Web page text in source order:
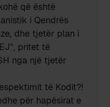
që është
i Qendrës
dhe tjetër plan i
pritet të
nga një tjetër
të Kodit?!
për hapësirat e